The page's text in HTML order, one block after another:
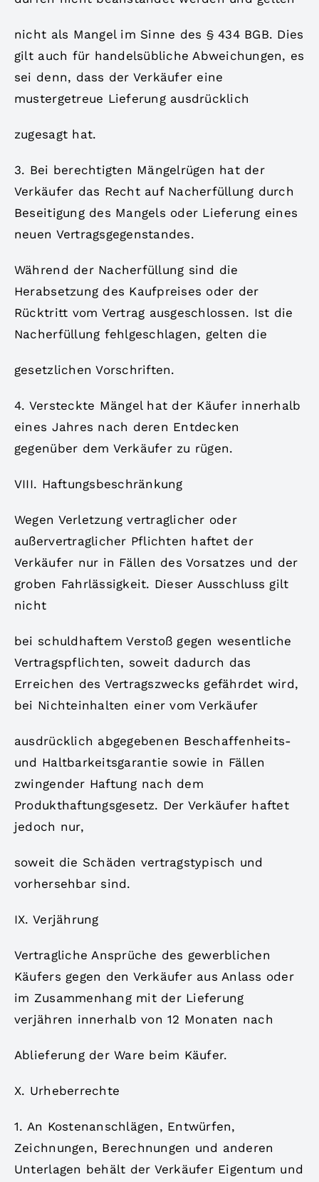
nicht als Mangel im Sinne des § 434 BGB. Dies
gilt auch für handelsübliche Abweichungen, es
sei denn, dass der Verkäufer eine
mustergetreue Lieferung ausdrücklich
zugesagt hat.
3. Bei berechtigten Mängelrügen hat der
Verkäufer das Recht auf Nacherfüllung durch
Beseitigung des Mangels oder Lieferung eines
neuen Vertragsgegenstandes.
Während der Nacherfüllung sind die
Herabsetzung des Kaufpreises oder der
Rücktritt vom Vertrag ausgeschlossen. Ist die
Nacherfüllung fehlgeschlagen, gelten die
gesetzlichen Vorschriften.
4. Versteckte Mängel hat der Käufer innerhalb
eines Jahres nach deren Entdecken
gegenüber dem Verkäufer zu rügen.
VIII. Haftungsbeschränkung
Wegen Verletzung vertraglicher oder
außervertraglicher Pflichten haftet der
Verkäufer nur in Fällen des Vorsatzes und der
groben Fahrlässigkeit. Dieser Ausschluss gilt
nicht
bei schuldhaftem Verstoß gegen wesentliche
Vertragspflichten, soweit dadurch das
Erreichen des Vertragszwecks gefährdet wird,
bei Nichteinhalten einer vom Verkäufer
ausdrücklich abgegebenen Beschaffenheits-
und Haltbarkeitsgarantie sowie in Fällen
zwingender Haftung nach dem
Produkthaftungsgesetz. Der Verkäufer haftet
jedoch nur,
soweit die Schäden vertragstypisch und
vorhersehbar sind.
IX. Verjährung
Vertragliche Ansprüche des gewerblichen
Käufers gegen den Verkäufer aus Anlass oder
im Zusammenhang mit der Lieferung
verjähren innerhalb von 12 Monaten nach
Ablieferung der Ware beim Käufer.
X. Urheberrechte
1. An Kostenanschlägen, Entwürfen,
Zeichnungen, Berechnungen und anderen
Unterlagen behält der Verkäufer Eigentum und